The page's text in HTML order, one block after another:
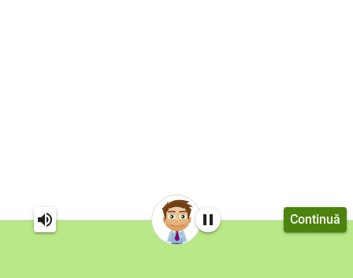
Continuă